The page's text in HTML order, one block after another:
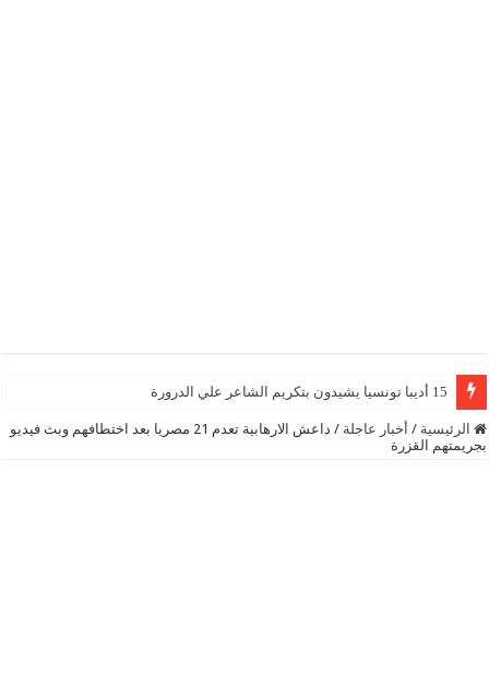
15 أديبا تونسيا يشيدون بتكريم الشاعر علي الدرورة
الرئيسية / أخبار عاجلة /
داعش الارهابية تعدم 21 مصريا بعد اختطافهم وبث فيديو
بجريمتهم القزرة